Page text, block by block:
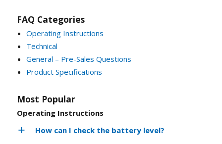
FAQ Categories
Operating Instructions
Technical
General – Pre-Sales Questions
Product Specifications
Most Popular
Operating Instructions
How can I check the battery level?